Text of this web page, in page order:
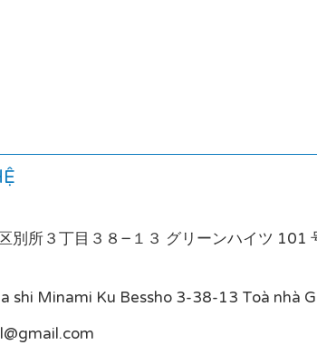
別所３丁目３８−１３ グリーンハイツ 101
shi Minami Ku Bessho 3-38-13 Toà nhà